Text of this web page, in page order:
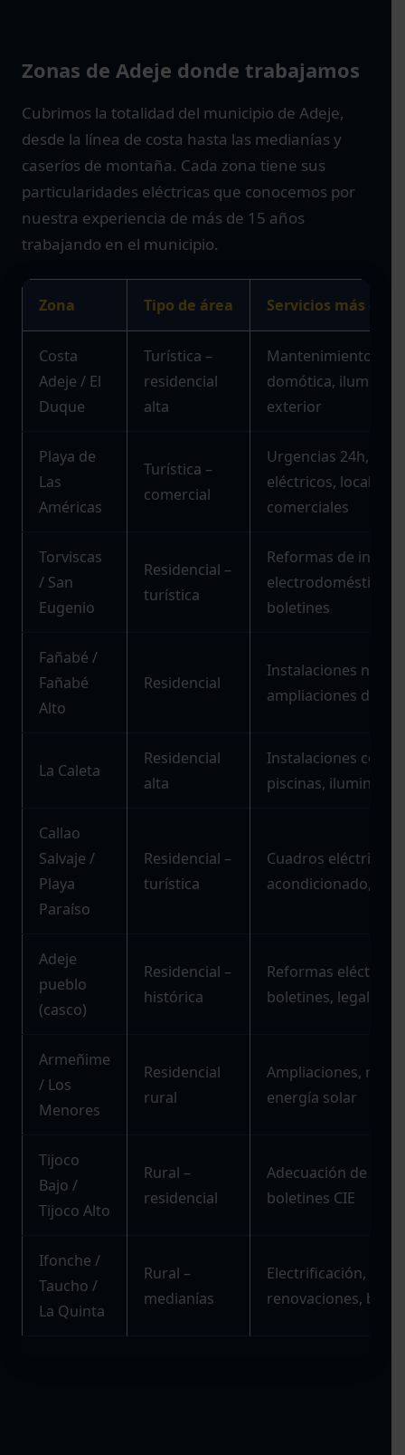
Zonas de Adeje donde trabajamos
Cubrimos la totalidad del municipio de Adeje,
desde la línea de costa hasta las medianías y
caseríos de montaña. Cada zona tiene sus
particularidades eléctricas que conocemos por
nuestra experiencia de más de 15 años
trabajando en el municipio.
Zona Tipo de área Servicios más
Costa
Adeje / El
Duque
Turística –
residencial
alta
Mantenimiento
domótica,
exterior
Playa de
Las
Américas
Turística –
comercial
Urgencias 24h,
eléctricos, locales
comerciales
Torviscas
/ San
Eugenio
Residencial –
turística
Reformas de
electrodomésticos,
boletines
Fañabé /
Fañabé
Alto
Residencial
Instalaciones
ampliaciones de
La Caleta
Residencial
alta
Instalaciones
piscinas,
Callao
Salvaje /
Playa
Paraíso
Residencial –
turística
Cuadros eléctricos,
acondicionado,
Adeje
pueblo
(casco)
Residencial –
histórica
Reformas eléctricas,
boletines,
Armeñime
/ Los
Menores
Residencial
rural
Ampliaciones,
energía solar
Tijoco
Bajo /
Tijoco Alto
Rural –
residencial
Adecuación de
boletines CIE
Ifonche /
Taucho /
La Quinta
Rural –
medianías
Electrificación,
renovaciones,